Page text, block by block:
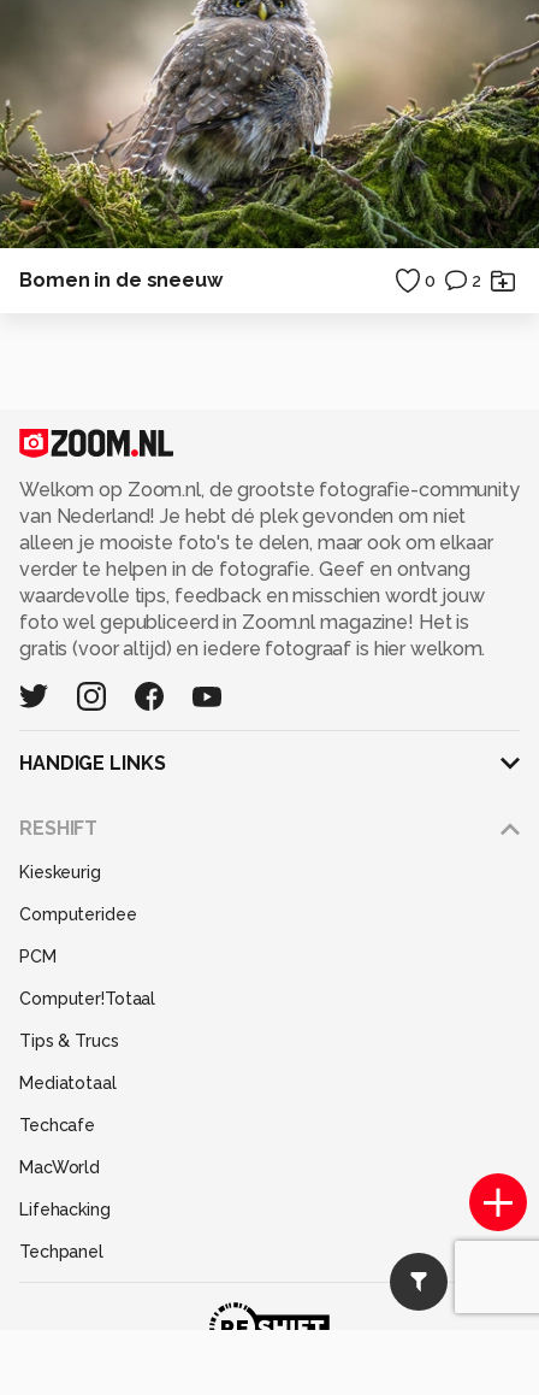
Bomen in de sneeuw 0 2
Welkom op Zoom.nl, de grootste fotografie-community
van Nederland! Je hebt dé plek gevonden om niet
alleen je mooiste foto's te delen, maar ook om elkaar
verder te helpen in de fotografie. Geef en ontvang
waardevolle tips, feedback en misschien wordt jouw
foto wel gepubliceerd in Zoom.nl magazine! Het is
gratis (voor altijd) en iedere fotograaf is hier welkom.
HANDIGE LINKS
RESHIFT
Kieskeurig
Computeridee
PCM
Computer!Totaal
Tips & Trucs
Mediatotaal
Techcafe
MacWorld
Lifehacking
Techpanel